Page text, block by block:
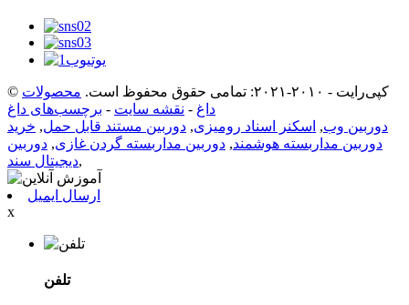
© کپی‌رایت - ۲۰۱۰-۲۰۲۱: تمامی حقوق محفوظ است.
محصولات
داغ - نقشه سایت - برچسب‌های داغ
دوربین وب, اسکنر اسناد رومیزی, دوربین مستند قابل حمل, خرید
دوربین مداربسته هوشمند, دوربین مداربسته گردن غازی, دوربین
دیجیتال سند,
ارسال ایمیل
x
تلفن